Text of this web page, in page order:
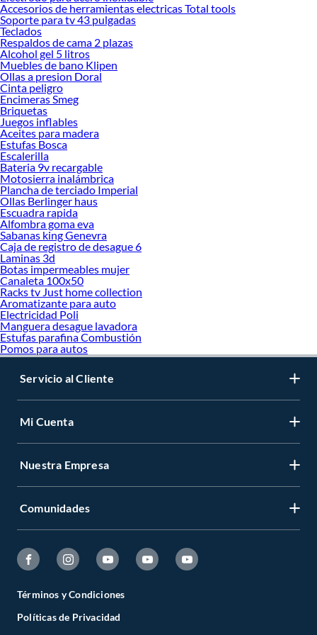
ofrecerte!
Encuentra una amplia variedad de productos de Fitness en Sodimac. Encuentra
todo lo necesario para tus proyectos de renovación y decoración. ¡Visítanos y
haz tus ideas realidad!
Accesorios de herramientas electricas Total tools
Soporte para tv 43 pulgadas
Teclados
Respaldos de cama 2 plazas
Alcohol gel 5 litros
Muebles de bano Klipen
Ollas a presion Doral
Cinta peligro
Encimeras Smeg
Briquetas
Juegos inflables
Aceites para madera
Estufas Bosca
Escalerilla
Bateria 9v recargable
Motosierra inalámbrica
Plancha de terciado Imperial
Ollas Berlinger haus
Escuadra rapida
Alfombra goma eva
Sabanas king Genevra
Caja de registro de desague 6
Laminas 3d
Botas impermeables mujer
Canaleta 100x50
Racks tv Just home collection
Aromatizante para auto
Electricidad Poli
Manguera desague lavadora
Estufas parafina Combustión
Pomos para autos
Servicio al Cliente
Mi Cuenta
Nuestra Empresa
Comunidades
Términos y Condiciones
Políticas de Privacidad